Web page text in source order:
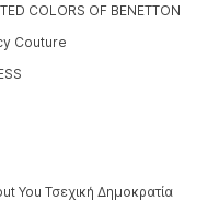
COLORS OF BENETTON
Couture
You Τσεχική Δημοκρατία